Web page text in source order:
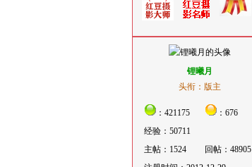
锂曦月
头衔：版主
：421175
：676
经验：50711
主帖：1524
回帖：48905